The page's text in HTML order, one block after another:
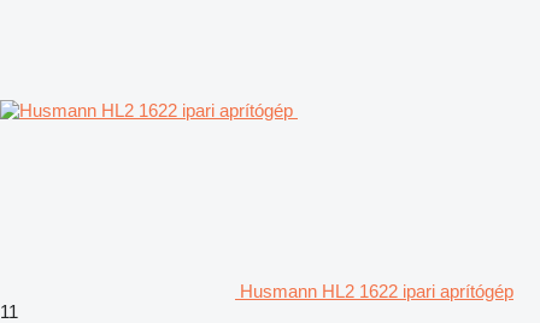
Husmann HL2 1622 ipari aprítógép
11